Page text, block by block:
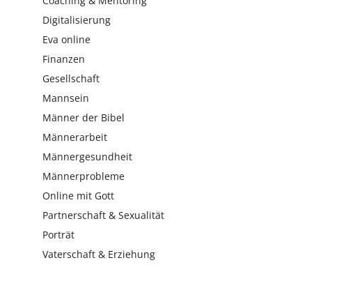
Digitalisierung
Eva online
Finanzen
Gesellschaft
Mannsein
Männer der Bibel
Männerarbeit
Männergesundheit
Männerprobleme
Online mit Gott
Partnerschaft & Sexualität
Porträt
Vaterschaft & Erziehung